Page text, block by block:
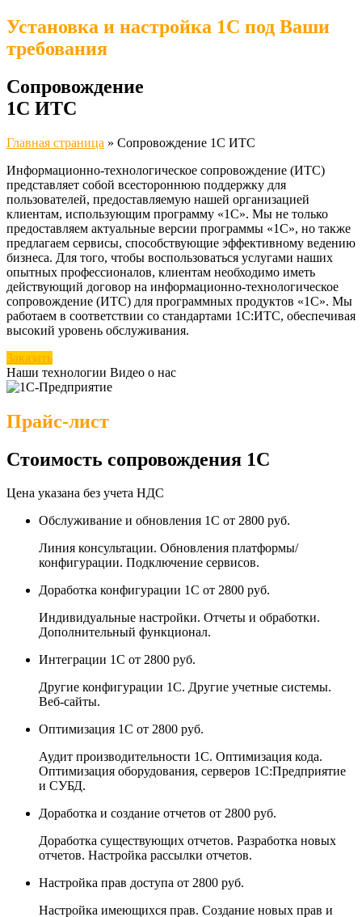
Установка и настройка 1С под Ваши
требования
Сопровождение
1С ИТС
Главная страница » Cопровождение 1С ИТС
Информационно-технологическое сопровождение (ИТС)
представляет собой всестороннюю поддержку для
пользователей, предоставляемую нашей организацией
клиентам, использующим программу «1С». Мы не только
предоставляем актуальные версии программы «1С», но также
предлагаем сервисы, способствующие эффективному ведению
бизнеса. Для того, чтобы воспользоваться услугами наших
опытных профессионалов, клиентам необходимо иметь
действующий договор на информационно-технологическое
сопровождение (ИТС) для программных продуктов «1С». Мы
работаем в соответствии со стандартами 1С:ИТС, обеспечивая
высокий уровень обслуживания.
Заказать
Наши технологии Видео о нас
Прайс-лист
Стоимость сопровождения 1С
Цена указана без учета НДС
Обслуживание и обновления 1С от 2800 руб.
Линия консультации. Обновления платформы/
конфигурации. Подключение сервисов.
Доработка конфигурации 1С от 2800 руб.
Индивидуальные настройки. Отчеты и обработки.
Дополнительный функционал.
Интеграции 1С от 2800 руб.
Другие конфигурации 1С. Другие учетные системы.
Веб-сайты.
Оптимизация 1С от 2800 руб.
Аудит производительности 1С. Оптимизация кода.
Оптимизация оборудования, серверов 1С:Предприятие
и СУБД.
Доработка и создание отчетов от 2800 руб.
Доработка существующих отчетов. Разработка новых
отчетов. Настройка рассылки отчетов.
Настройка прав доступа от 2800 руб.
Настройка имеющихся прав. Создание новых прав и